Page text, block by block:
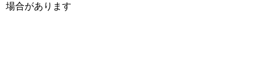
場合があります